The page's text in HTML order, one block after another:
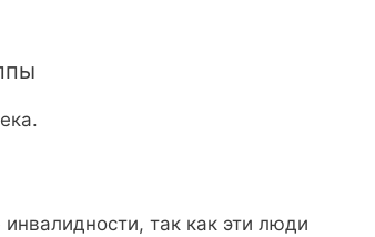
так как эти люди